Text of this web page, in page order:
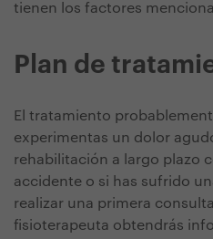
tienen los factores
Plan de
El tratamiento
experimentas un dolor
rehabilitación a largo plazo
accidente o si has sufrido
realizar una primera
fisioterapeuta obtendrás